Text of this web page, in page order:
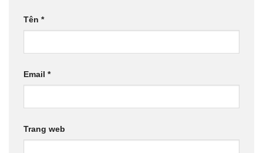
Tên *
Email *
Trang web